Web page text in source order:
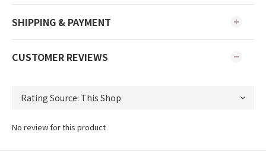
SHIPPING & PAYMENT
CUSTOMER REVIEWS
No review for this product